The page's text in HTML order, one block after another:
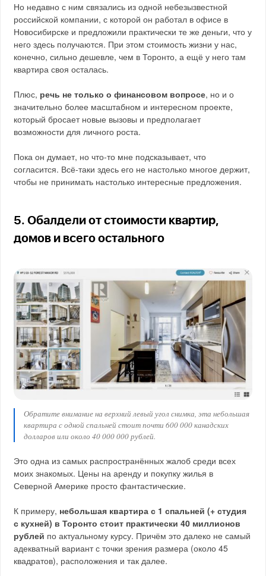
Но недавно с ним связались из одной небезызвестной
российской компании, с которой он работал в офисе в
Новосибирске и предложили практически те же деньги, что у
него здесь получаются. При этом стоимость жизни у нас,
конечно, сильно дешевле, чем в Торонто, а ещё у него там
квартира своя осталась.
Плюс, речь не только о финансовом вопросе, но и о
значительно более масштабном и интересном проекте,
который бросает новые вызовы и предполагает
возможности для личного роста.
Пока он думает, но что-то мне подсказывает, что
согласится. Всё-таки здесь его не настолько многое держит,
чтобы не принимать настолько интересные предложения.
5. Обалдели от стоимости квартир,
домов и всего остального
Обратите внимание на верхний левый угол снимка, эта небольшая
квартира с одной спальней стоит почти 600 000 канадских
долларов или около 40 000 000 рублей.
Это одна из самых распространённых жалоб среди всех
моих знакомых. Цены на аренду и покупку жилья в
Северной Америке просто фантастические.
К примеру, небольшая квартира с 1 спальней (+ студия
с кухней) в Торонто стоит практически 40 миллионов
рублей по актуальному курсу. Причём это далеко не самый
адекватный вариант с точки зрения размера (около 45
квадратов), расположения и так далее.